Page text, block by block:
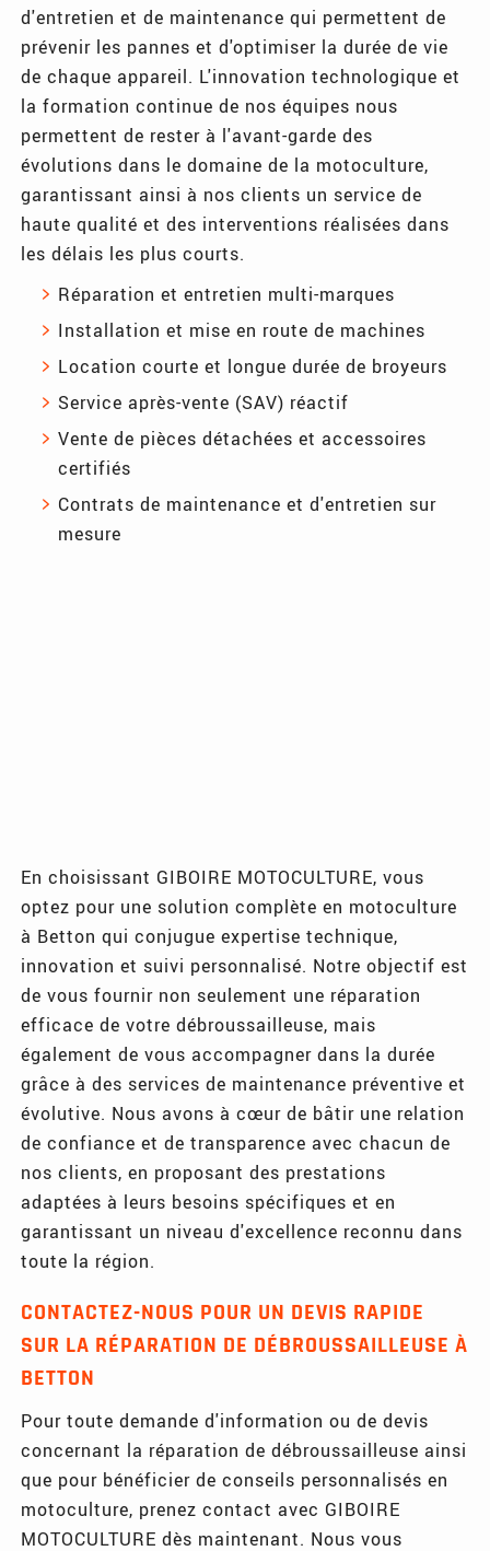
d'entretien et de maintenance qui permettent de
prévenir les pannes et d'optimiser la durée de vie
de chaque appareil. L'innovation technologique et
la formation continue de nos équipes nous
permettent de rester à l'avant-garde des
évolutions dans le domaine de la motoculture,
garantissant ainsi à nos clients un service de
haute qualité et des interventions réalisées dans
les délais les plus courts.
Réparation et entretien multi-marques
Installation et mise en route de machines
Location courte et longue durée de broyeurs
Service après-vente (SAV) réactif
Vente de pièces détachées et accessoires
certifiés
Contrats de maintenance et d'entretien sur
mesure
En choisissant GIBOIRE MOTOCULTURE, vous
optez pour une solution complète en motoculture
à Betton qui conjugue expertise technique,
innovation et suivi personnalisé. Notre objectif est
de vous fournir non seulement une réparation
efficace de votre débroussailleuse, mais
également de vous accompagner dans la durée
grâce à des services de maintenance préventive et
évolutive. Nous avons à cœur de bâtir une relation
de confiance et de transparence avec chacun de
nos clients, en proposant des prestations
adaptées à leurs besoins spécifiques et en
garantissant un niveau d'excellence reconnu dans
toute la région.
CONTACTEZ-NOUS POUR UN DEVIS RAPIDE
SUR LA RÉPARATION DE DÉBROUSSAILLEUSE À
BETTON
Pour toute demande d'information ou de devis
concernant la réparation de débroussailleuse ainsi
que pour bénéficier de conseils personnalisés en
motoculture, prenez contact avec GIBOIRE
MOTOCULTURE dès maintenant. Nous vous